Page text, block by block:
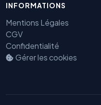
INFORMATIONS
Mentions Légales
CGV
Confidentialité
Gérer les cookies